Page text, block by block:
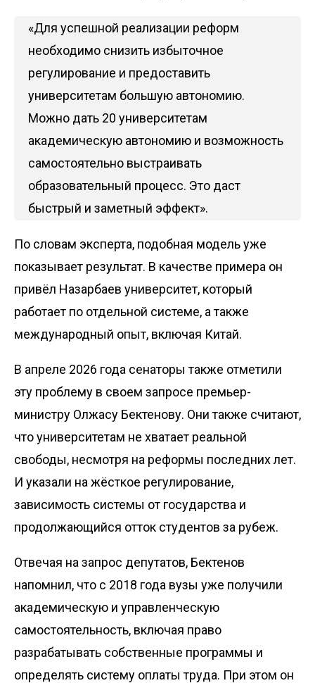
«Для успешной реализации реформ
необходимо снизить избыточное
регулирование и предоставить
университетам большую автономию.
Можно дать 20 университетам
академическую автономию и возможность
самостоятельно выстраивать
образовательный процесс. Это даст
быстрый и заметный эффект».
По словам эксперта, подобная модель уже
показывает результат. В качестве примера он
привёл Назарбаев университет, который
работает по отдельной системе, а также
международный опыт, включая Китай.
В апреле 2026 года сенаторы также отметили
эту проблему в своем запросе премьер-
министру Олжасу Бектенову. Они также считают,
что университетам не хватает реальной
свободы, несмотря на реформы последних лет.
И указали на жёсткое регулирование,
зависимость системы от государства и
продолжающийся отток студентов за рубеж.
Отвечая на запрос депутатов, Бектенов
напомнил, что с 2018 года вузы уже получили
академическую и управленческую
самостоятельность, включая право
разрабатывать собственные программы и
определять систему оплаты труда. При этом он